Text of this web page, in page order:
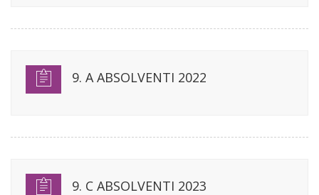
9. A ABSOLVENTI 2022
9. C ABSOLVENTI 2023